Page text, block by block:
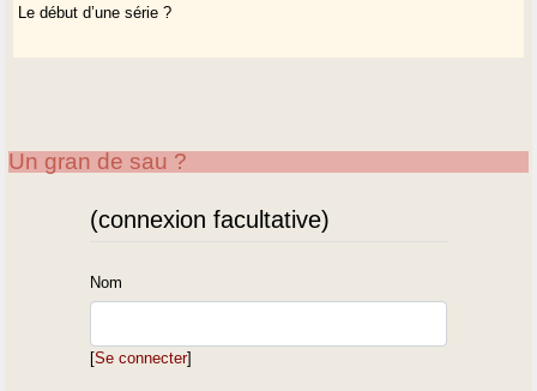
Le début d’une série ?
Un gran de sau ?
(connexion facultative)
Nom
[Se connecter]